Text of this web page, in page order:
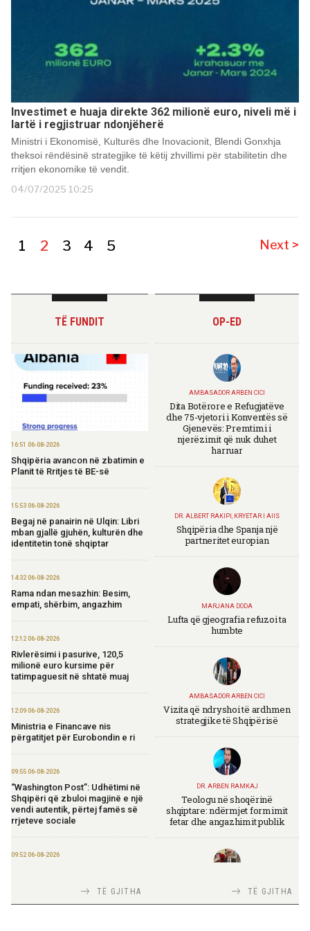
Investimet e huaja direkte 362 milionë euro, niveli më i
lartë i regjistruar ndonjëherë
Ministri i Ekonomisë, Kulturës dhe Inovacionit, Blendi Gonxhja
theksoi rëndësinë strategjike të këtij zhvillimi për stabilitetin dhe
rritjen ekonomike të vendit.
04/07/2025 10:25
1 2 3 4 5 Next >
TË FUNDIT
16:51 06-08-2026
Shqipëria avancon në zbatimin e
Planit të Rritjes të BE-së
15:53 06-08-2026
Begaj në panairin në Ulqin: Libri
mban gjallë gjuhën, kulturën dhe
identitetin tonë shqiptar
14:32 06-08-2026
Rama ndan mesazhin: Besim,
empati, shërbim, angazhim
12:12 06-08-2026
Rivlerësimi i pasurive, 120,5
milionë euro kursime për
tatimpaguesit në shtatë muaj
12:09 06-08-2026
Ministria e Financave nis
përgatitjet për Eurobondin e ri
09:55 06-08-2026
“Washington Post”: Udhëtimi në
Shqipëri që zbuloi magjinë e një
vendi autentik, përtej famës së
rrjeteve sociale
09:52 06-08-2026
vendimeve të gjykataveTË GJITHA
OP-ED
AMBASADOR ARBEN CICI
Dita Botërore e Refugjatëve
dhe 75-vjetori i Konventës së
Gjenevës: Premtimi i
njerëzimit që nuk duhet
harruar
DR. ALBERT RAKIPI, KRYETAR I AIIS
Shqipëria dhe Spanja një
partneritet europian
MARJANA DODA
Lufta që gjeografia refuzoi ta
humbte
AMBASADOR ARBEN CICI
Vizita që ndryshoi të ardhmen
strategjike të Shqipërisë
DR. ARBEN RAMKAJ
Teologu në shoqërinë
shqiptare: ndërmjet formimit
fetar dhe angazhimit publik
TIRANA DIPLOMATTË GJITHA